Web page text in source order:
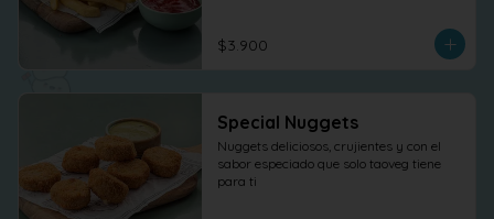
$3.900
Special Nuggets
Nuggets deliciosos, crujientes y con el
sabor especiado que solo taoveg tiene
para ti